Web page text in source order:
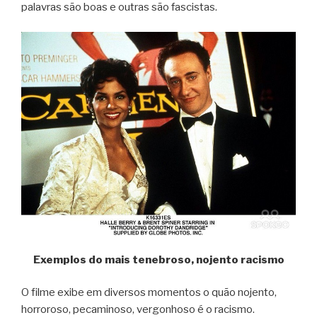
palavras são boas e outras são fascistas.
Exemplos do mais tenebroso, nojento racismo
O filme exibe em diversos momentos o quão nojento,
horroroso, pecaminoso, vergonhoso é o racismo.